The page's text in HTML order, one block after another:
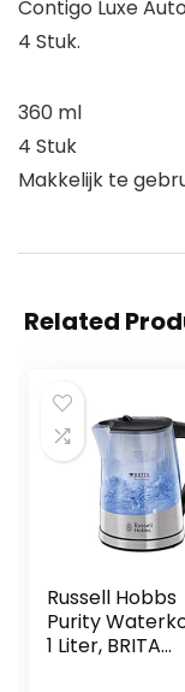
Contigo Luxe
4 Stuk.
360 ml
4 Stuk
Makkelijk te
Related
Russell Hobbs
Purity
1 Liter, BRITA